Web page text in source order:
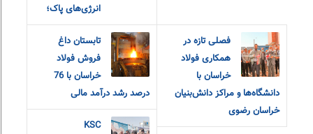
انرژی‌های پاک؛
فصلی تازه در
همکاری فولاد
خراسان با
دانشگاه‌ها و مراکز دانش‌بنیان
خراسان رضوی
تابستان داغ
فروش فولاد
خراسان با 76
درصد رشد درآمد مالی
KSC